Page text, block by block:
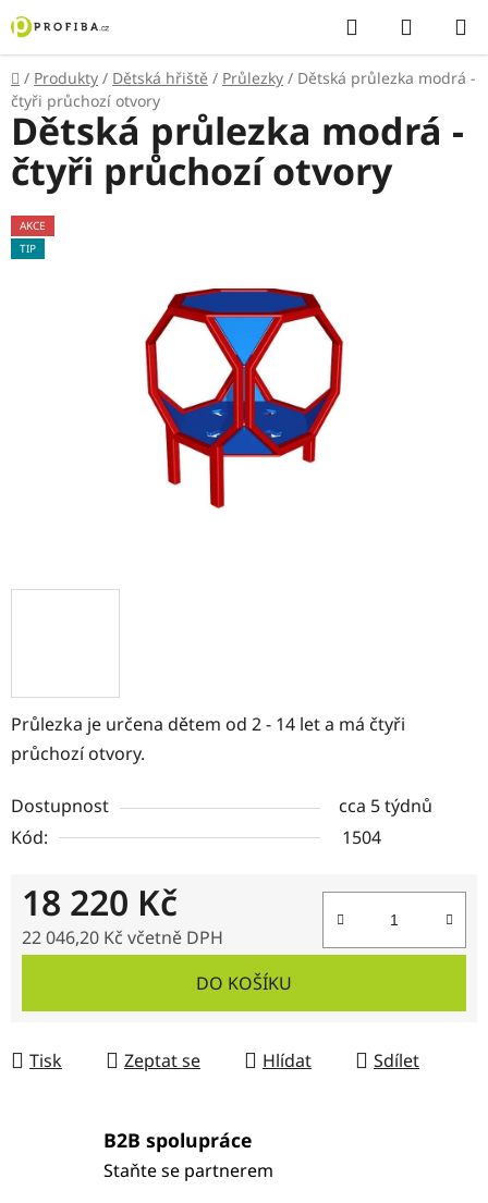
Přejít
na
obsah
Hledat
KOŠÍK
Domů
/ Produkty / Dětská hřiště / Průlezky / Dětská průlezka modrá -
čtyři průchozí otvory
Průlezka je určena dětem od 2 - 14 let a má čtyři
průchozí otvory.
Dostupnost
cca 5 týdnů
Kód:
1504
18 220 Kč
22 046,20 Kč včetně DPH
DO KOŠÍKU
Tisk Zeptat se Hlídat Sdílet
Dětská průlezka modrá -
čtyři průchozí otvory
AKCE
TIP
B2B spolupráce
Staňte se partnerem